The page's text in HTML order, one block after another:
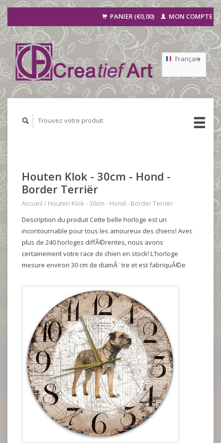
PANIER (€0,00) MON COMPTE
Français
Nederlands
Houten Klok - 30cm - Hond -
Border Terriër
Accueil / Houten Klok - 30cm - Hond - Border Terriër
Description du produit Cette belle horloge est un
incontournable pour tous les amoureux des chiens! Avec
plus de 240 horloges diffÃ©rentes, nous avons
certainement votre race de chien en stock! L'horloge
mesure environ 30 cm de diamÃ¨tre et est fabriquÃ©e